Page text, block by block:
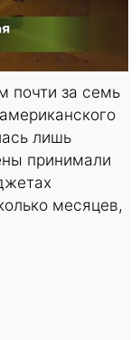
почти за семь
лишь
принимали
месяцев,